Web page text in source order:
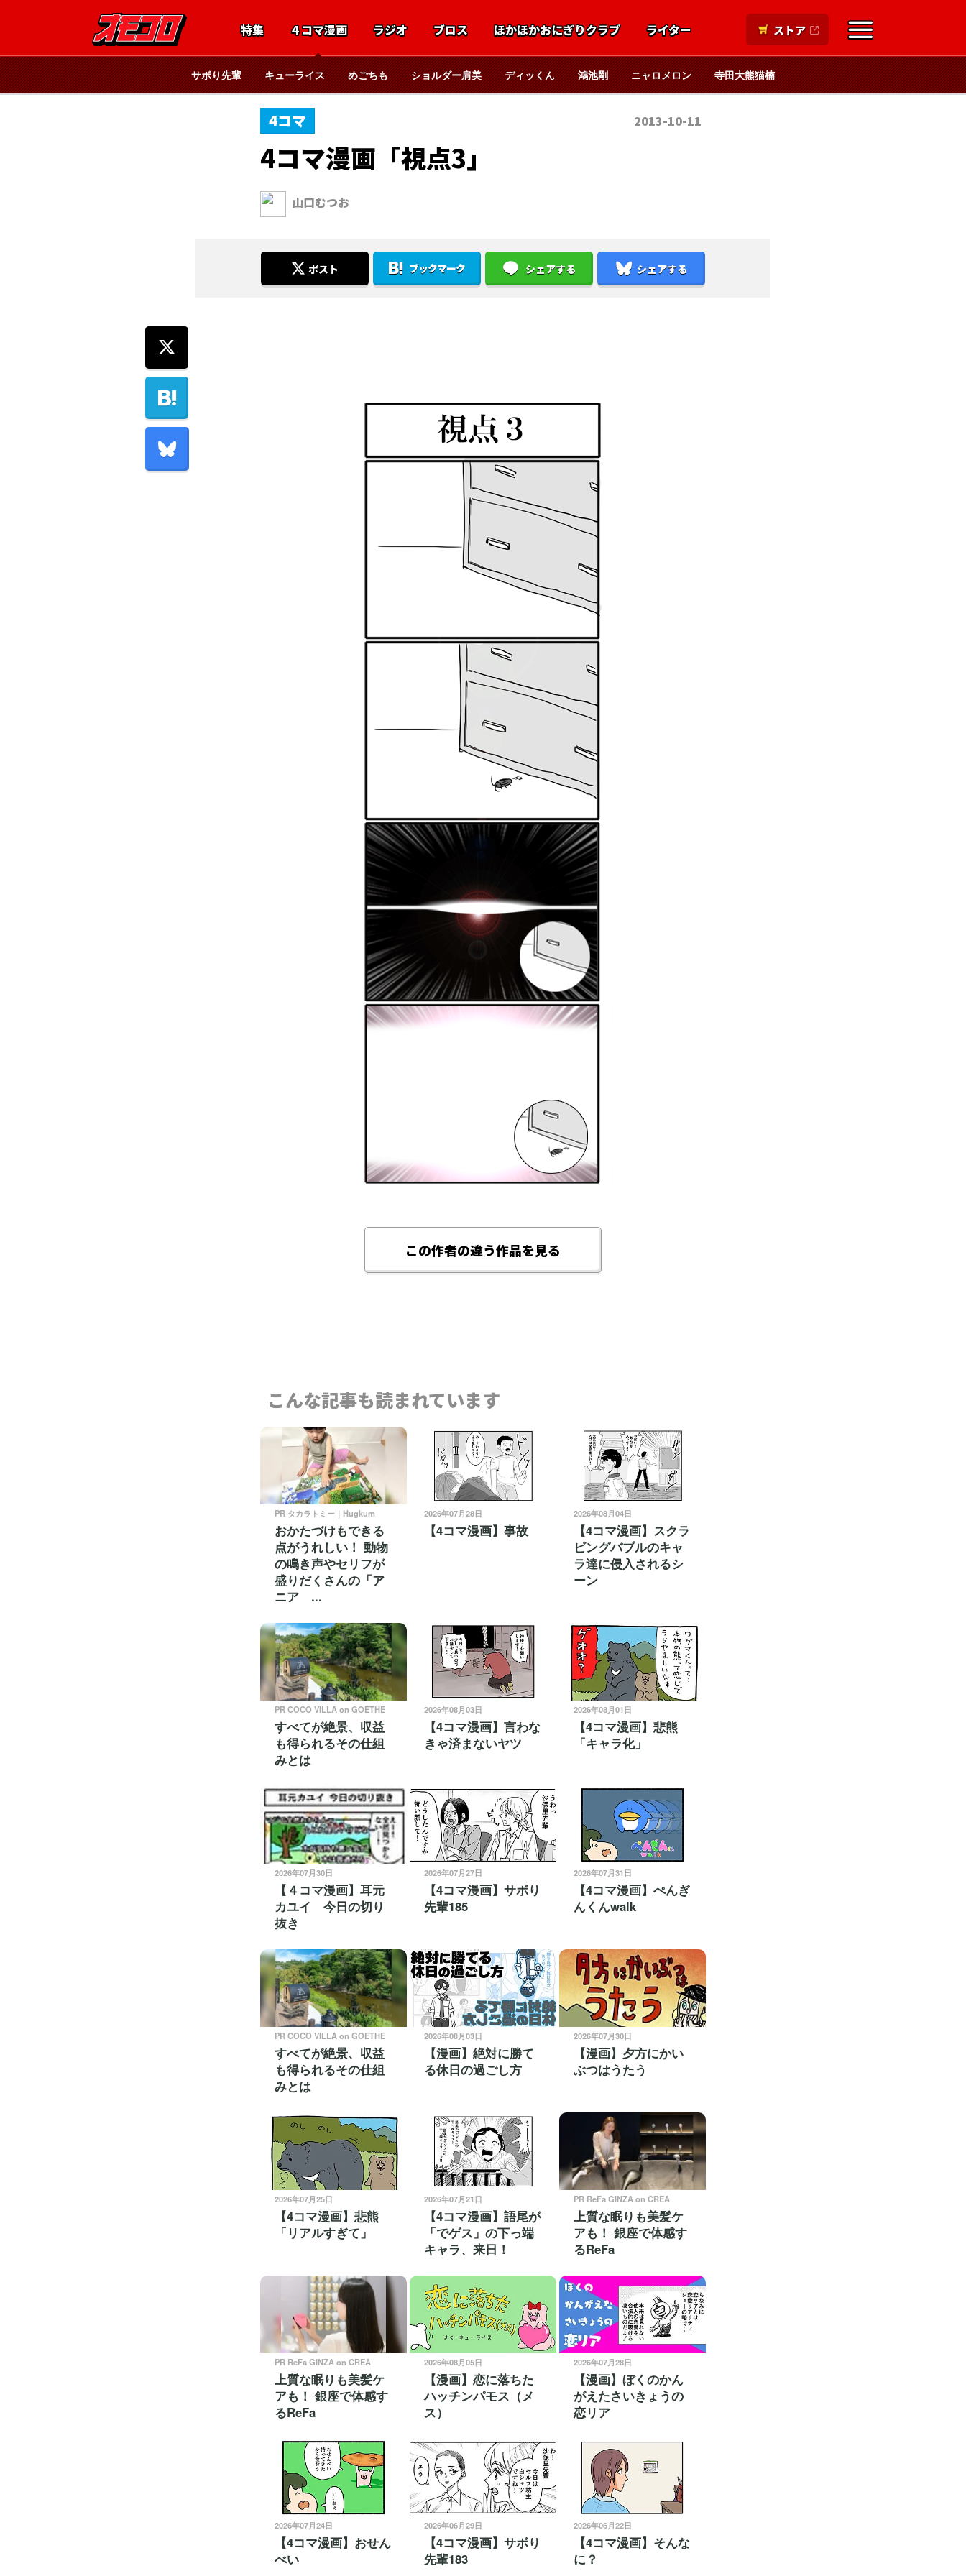
特集 ４コマ漫画 ラジオ ブロス ほかほかおにぎりクラブ ライター ストア
サボり先輩 キューライス めごちも ショルダー肩美 ディッくん 鴻池剛 ニャロメロン 寺田大熊猫楠
4コマ 2013-10-11
4コマ漫画「視点3」
山口むつお
ポスト ブックマーク シェアする シェアする
この作者の違う作品を見る
こんな記事も読まれています
PR タカラトミー｜Hugkum
おかたづけもできる
点がうれしい！ 動物
の鳴き声やセリフが
盛りだくさんの「ア
ニア ...
2026年07月28日
【4コマ漫画】事故
2026年08月04日
【4コマ漫画】スクラ
ビングバブルのキャ
ラ達に侵入されるシ
ーン
PR COCO VILLA on GOETHE
すべてが絶景、収益
も得られるその仕組
みとは
2026年08月03日
【4コマ漫画】言わな
きゃ済まないヤツ
2026年08月01日
【4コマ漫画】悲熊
「キャラ化」
2026年07月30日
【４コマ漫画】耳元
カユイ 今日の切り
抜き
2026年07月27日
【4コマ漫画】サボり
先輩185
2026年07月31日
【4コマ漫画】ぺんぎ
んくんwalk
PR COCO VILLA on GOETHE
すべてが絶景、収益
も得られるその仕組
みとは
2026年08月03日
【漫画】絶対に勝て
る休日の過ごし方
2026年07月30日
【漫画】夕方にかい
ぶつはうたう
2026年07月25日
【4コマ漫画】悲熊
「リアルすぎて」
2026年07月21日
【4コマ漫画】語尾が
「でゲス」の下っ端
キャラ、来日！
PR ReFa GINZA on CREA
上質な眠りも美髪ケ
アも！ 銀座で体感す
るReFa
PR ReFa GINZA on CREA
上質な眠りも美髪ケ
アも！ 銀座で体感す
るReFa
2026年08月05日
【漫画】恋に落ちた
ハッチンパモス（メ
ス）
2026年07月28日
【漫画】ぼくのかん
がえたさいきょうの
恋リア
2026年07月24日
【4コマ漫画】おせん
べい
2026年06月29日
【4コマ漫画】サボり
先輩183
2026年06月22日
【4コマ漫画】そんな
に？